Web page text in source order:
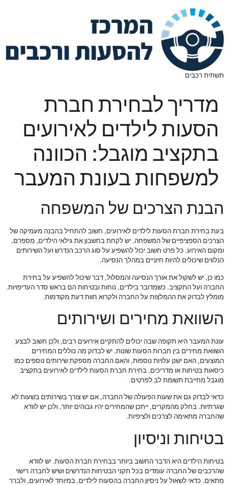
תשתית רכבים
מדריך לבחירת חברת
הסעות לילדים לאירועים
בתקציב מוגבל: הכוונה
למשפחות בעונת המעבר
הבנת הצרכים של המשפחה
בעת בחירת חברת הסעות לילדים לאירועים, חשוב להתחיל בהבנה מעמיקה של
הצרכים הספציפיים של המשפחה. יש לקחת בחשבון את גילאי הילדים, מספרם,
ומקום האירוע. כל פרט חשוב יכול להשפיע על סוג הרכב הנדרש ועל השירותים
הנלווים שיכולים להיות חיוניים במהלך הנסיעה.
כמו כן, יש לשקול את אורך הנסיעה והמסלול, דבר שיכול להשפיע על בחירת
החברה ועל התקציב. כשמדובר בילדים, נוחות ובטיחות הם בראש סדר העדיפויות.
מומלץ לבדוק את ההמלצות על החברה ולקרוא חוות דעת מקודמות.
השוואת מחירים ושירותים
עונת המעבר היא תקופה שבה יכולים להתקיים אירועים רבים, ולכן חשוב לבצע
השוואת מחירים בין חברות הסעות שונות. יש לבדוק מה כוללים המחירים
המוצעים, האם ישנן עלויות נוספות, והאם החברה מספקת שירותים נוספים כמו
כיסאות בטיחות או מדריכים. בחירת חברת הסעות לילדים לאירועים בתקציב
מוגבל מחייבת תשומת לב לפרטים.
כדאי לבדוק גם את שעות הפעולה של החברה, אם יש צורך בשירותים בשעות לא
שגרתיות. בחלק מהמקרים, ייתכן שהמחירים יהיו גבוהים יותר, ולכן יש לוודא
שהחברה מתאימה לצרכים ולציפיות.
בטיחות וניסיון
בטיחות הילדים היא הדבר החשוב ביותר בבחירת חברת הסעות. יש לוודא
שהרכבים של החברה עומדים בכל תקני הבטיחות הנדרשים ושיש לחברה רישוי
מתאים. כדאי לשאול על ניסיון החברה בהסעות לילדים, במיוחד לאירועים, ולברר